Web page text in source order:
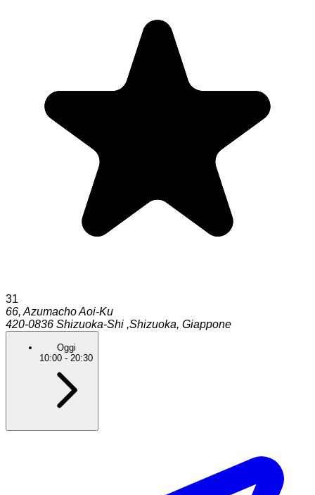
31
66, Azumacho Aoi-Ku
420-0836 Shizuoka-Shi ,Shizuoka, Giappone
Oggi
10:00 - 20:30